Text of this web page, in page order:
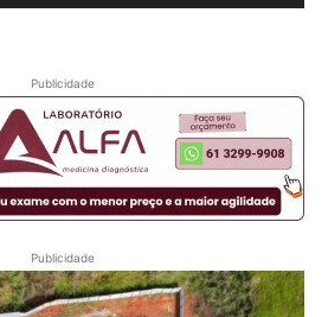
Publicidade
Publicidade